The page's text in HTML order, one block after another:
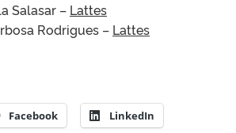
Salasar – Lattes
Rodrigues – Lattes
Facebook LinkedIn